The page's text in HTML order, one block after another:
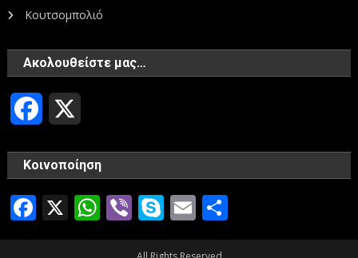
Κουτσομπολιό
Ακολουθείστε μας…
Facebook
Κοινοποίηση
Facebook
X WhatsApp
ViberSkype
Email